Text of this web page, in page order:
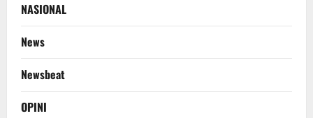
NASIONAL
News
Newsbeat
OPINI